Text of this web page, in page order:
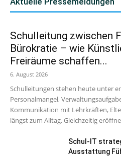
Schulleitung zwischen
Bürokratie – wie
Freiräume schaffen...
6. August 2026
Schulleitungen stehen heute unter
Personalmangel,
Kommunikation mit Lehrkräften,
längst zum Alltag. Gleichzeitig
Schul-IT
Ausstattung